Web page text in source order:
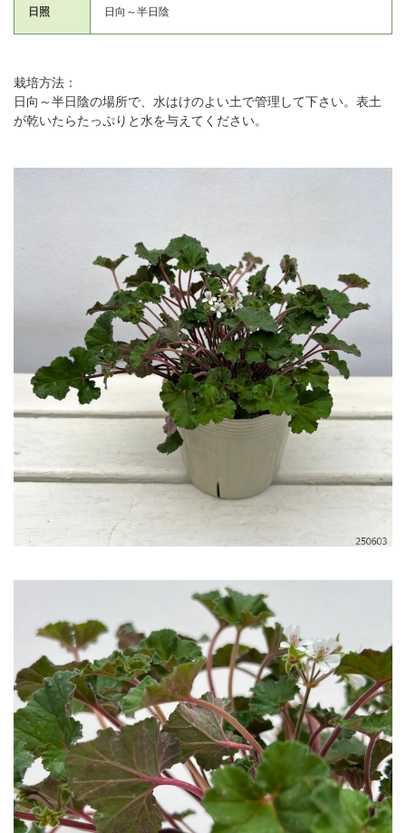
日照 日向～半日陰
栽培方法：
日向～半日陰の場所で、水はけのよい土で管理して下さい。表土
が乾いたらたっぷりと水を与えてください。